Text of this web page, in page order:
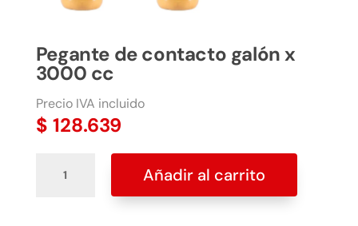
Pegante de contacto galón x
3000 cc
Precio IVA incluido
$ 128.639
Añadir al carrito